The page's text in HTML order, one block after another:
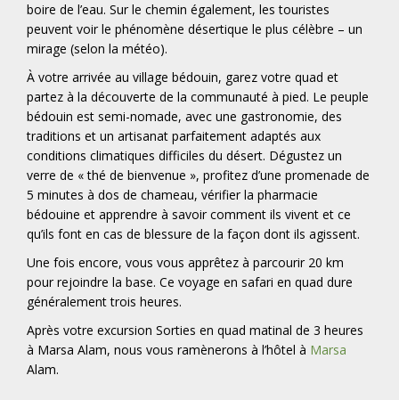
boire de l’eau. Sur le chemin également, les touristes
peuvent voir le phénomène désertique le plus célèbre – un
mirage (selon la météo).
À votre arrivée au village bédouin, garez votre quad et
partez à la découverte de la communauté à pied. Le peuple
bédouin est semi-nomade, avec une gastronomie, des
traditions et un artisanat parfaitement adaptés aux
conditions climatiques difficiles du désert. Dégustez un
verre de « thé de bienvenue », profitez d’une promenade de
5 minutes à dos de chameau, vérifier la pharmacie
bédouine et apprendre à savoir comment ils vivent et ce
qu’ils font en cas de blessure de la façon dont ils agissent.
Une fois encore, vous vous apprêtez à parcourir 20 km
pour rejoindre la base. Ce voyage en safari en quad dure
généralement trois heures.
Après votre excursion Sorties en quad matinal de 3 heures
à Marsa Alam, nous vous ramènerons à l’hôtel à Marsa
Alam.